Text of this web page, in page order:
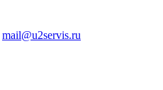
mail@u2servis.ru